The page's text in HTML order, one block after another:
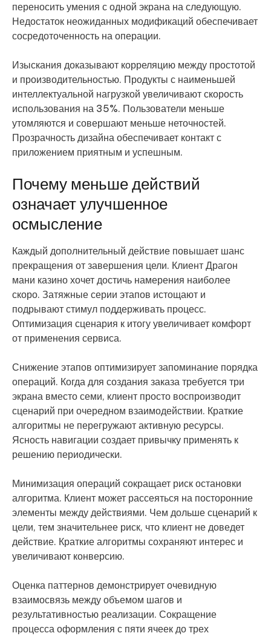
переносить умения с одной экрана на следующую.
Недостаток неожиданных модификаций обеспечивает
сосредоточенность на операции.
Изыскания доказывают корреляцию между простотой
и производительностью. Продукты с наименьшей
интеллектуальной нагрузкой увеличивают скорость
использования на 35%. Пользователи меньше
утомляются и совершают меньше неточностей.
Прозрачность дизайна обеспечивает контакт с
приложением приятным и успешным.
Почему меньше действий
означает улучшенное
осмысление
Каждый дополнительный действие повышает шанс
прекращения от завершения цели. Клиент Драгон
мани казино хочет достичь намерения наиболее
скоро. Затяжные серии этапов истощают и
подрывают стимул поддерживать процесс.
Оптимизация сценария к итогу увеличивает комфорт
от применения сервиса.
Снижение этапов оптимизирует запоминание порядка
операций. Когда для создания заказа требуется три
экрана вместо семи, клиент просто воспроизводит
сценарий при очередном взаимодействии. Краткие
алгоритмы не перегружают активную ресурсы.
Ясность навигации создает привычку применять к
решению периодически.
Минимизация операций сокращает риск остановки
алгоритма. Клиент может рассеяться на посторонние
элементы между действиями. Чем дольше сценарий к
цели, тем значительнее риск, что клиент не доведет
действие. Краткие алгоритмы сохраняют интерес и
увеличивают конверсию.
Оценка паттернов демонстрирует очевидную
взаимосвязь между объемом шагов и
результативностью реализации. Сокращение
процесса оформления с пяти ячеек до трех